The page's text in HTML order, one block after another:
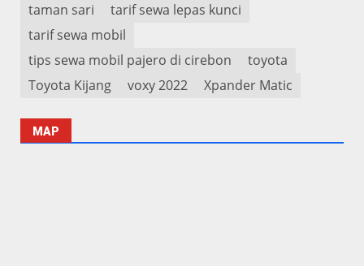
taman sari
tarif sewa lepas kunci
tarif sewa mobil
tips sewa mobil pajero di cirebon
toyota
Toyota Kijang
voxy 2022 Xpander Matic
MAP